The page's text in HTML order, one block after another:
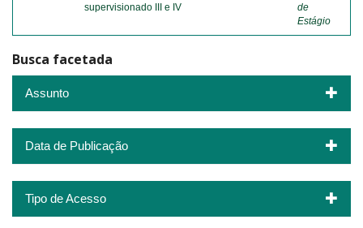
supervisionado III e IV
de
Estágio
Busca facetada
Assunto
Data de Publicação
Tipo de Acesso